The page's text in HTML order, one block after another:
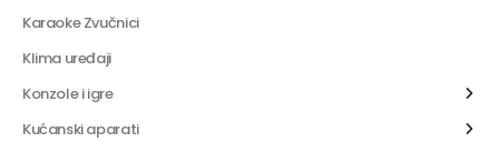
Karaoke Zvučnici
Klima uređaji
Konzole i igre
Kućanski aparati